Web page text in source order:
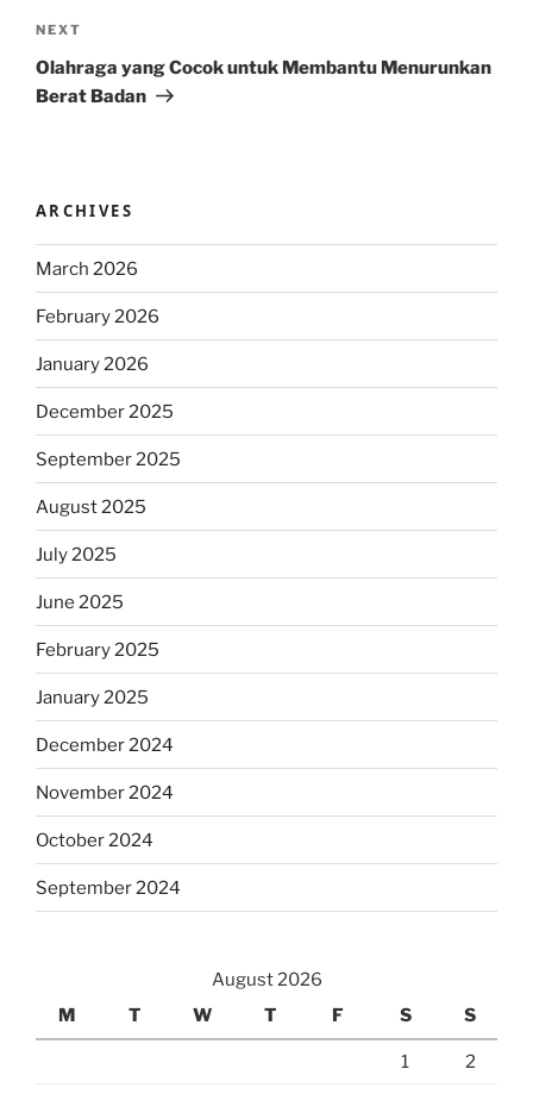
Next
Post
NEXT
Olahraga yang Cocok untuk Membantu Menurunkan
Berat Badan
ARCHIVES
March 2026
February 2026
January 2026
December 2025
September 2025
August 2025
July 2025
June 2025
February 2025
January 2025
December 2024
November 2024
October 2024
September 2024
August 2026
M
T W T F S S
1 2